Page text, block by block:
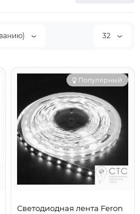
32
Популярный
Светодиодная лента Feron